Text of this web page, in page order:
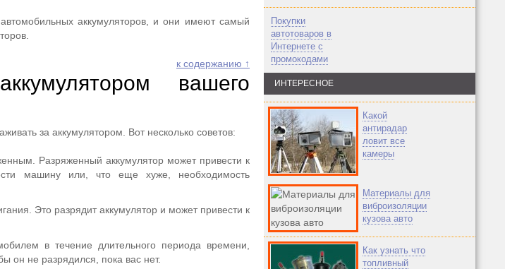
аккумуляторов, и они имеют самый
к содержанию ↑
вашего
за аккумулятором. Вот несколько советов:
Разряженный аккумулятор может привести к
машину или, что еще хуже, необходимость
Это разрядит аккумулятор и может привести к
в течение длительного периода времени,
он не разрядился, пока вас нет.
Покупки
автотоваров в
Интернете с
промокодами
ИНТЕРЕСНОЕ
Какой
антирадар
ловит все
камеры
Материалы для
виброизоляции
кузова авто
Как узнать что
топливный